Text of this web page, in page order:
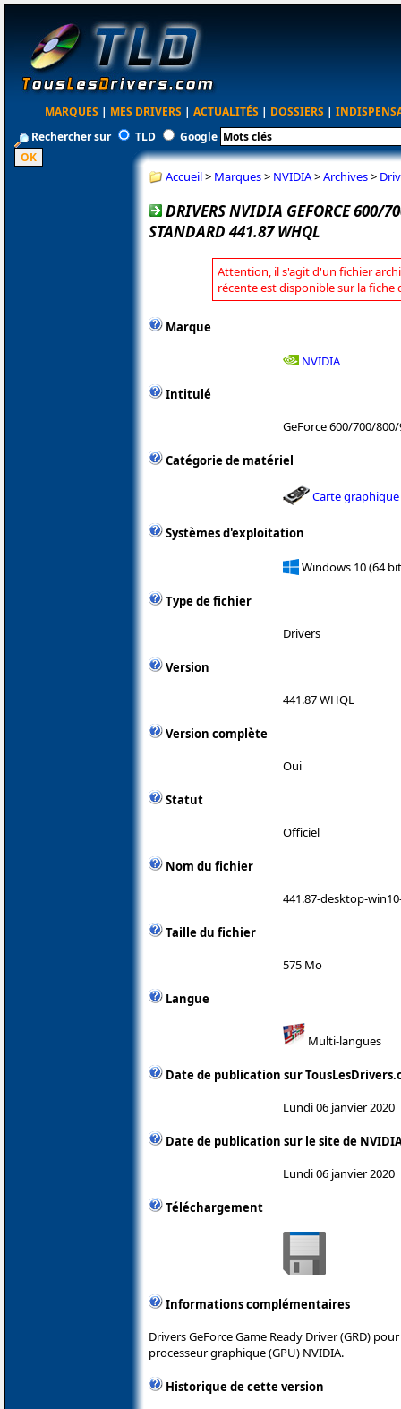
MARQUES | MES DRIVERS | ACTUALITÉS | DOSSIERS |
Rechercher sur
TLD Google
Accueil> Marques> NVIDIA>Archives>
DRIVERS NVIDIA GEFORCE 600/
STANDARD 441.87 WHQL
Attention, il s'agit d'un fichier
récente est disponible sur la fiche
Marque
NVIDIA
Intitulé
GeForce 600/700/
Catégorie de matériel
Carte graphique
Systèmes d'exploitation
Windows 10 (64
Type de fichier
Drivers
Version
441.87 WHQL
Version complète
Oui
Statut
Officiel
Nom du fichier
441.87-desktop-
Taille du fichier
575 Mo
Langue
Multi-langues
Date de publication sur
Lundi 06 janvier 2020
Date de publication sur le site de
Lundi 06 janvier 2020
Téléchargement
Informations complémentaires
Drivers GeForce Game Ready Driver (GRD)
processeur graphique (GPU) NVIDIA.
Historique de cette version